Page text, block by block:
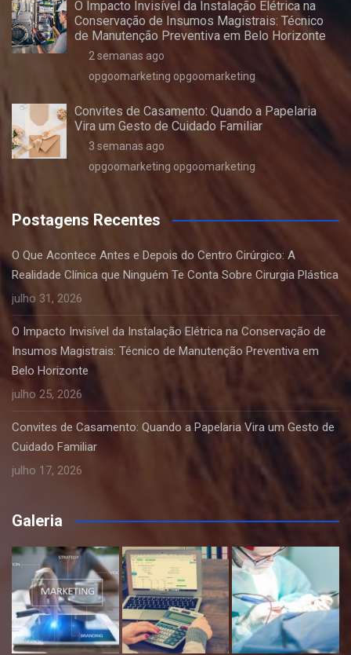
O Impacto Invisível da Instalação Elétrica na
Conservação de Insumos Magistrais: Técnico
de Manutenção Preventiva em Belo Horizonte
2 semanas ago
opgoomarketing opgoomarketing
Convites de Casamento: Quando a Papelaria
Vira um Gesto de Cuidado Familiar
3 semanas ago
opgoomarketing opgoomarketing
Postagens Recentes
O Que Acontece Antes e Depois do Centro Cirúrgico: A
Realidade Clínica que Ninguém Te Conta Sobre Cirurgia Plástica
julho 31, 2026
O Impacto Invisível da Instalação Elétrica na Conservação de
Insumos Magistrais: Técnico de Manutenção Preventiva em
Belo Horizonte
julho 25, 2026
Convites de Casamento: Quando a Papelaria Vira um Gesto de
Cuidado Familiar
julho 17, 2026
Galeria